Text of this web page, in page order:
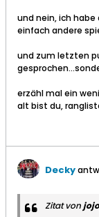
und nein, ich
einfach andere
und zum letzten
erzähl mal ein
alt bist du,
Decky
Zitat von